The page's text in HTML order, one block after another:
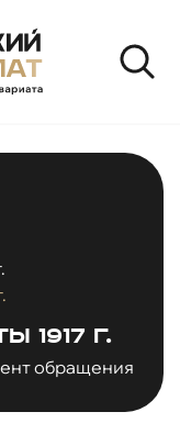
1917 г.
обращения